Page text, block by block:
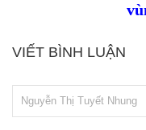
VIẾT BÌNH LUẬN